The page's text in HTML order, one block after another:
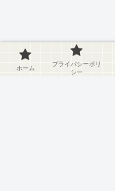
ホーム
プライバシーポリ
シー